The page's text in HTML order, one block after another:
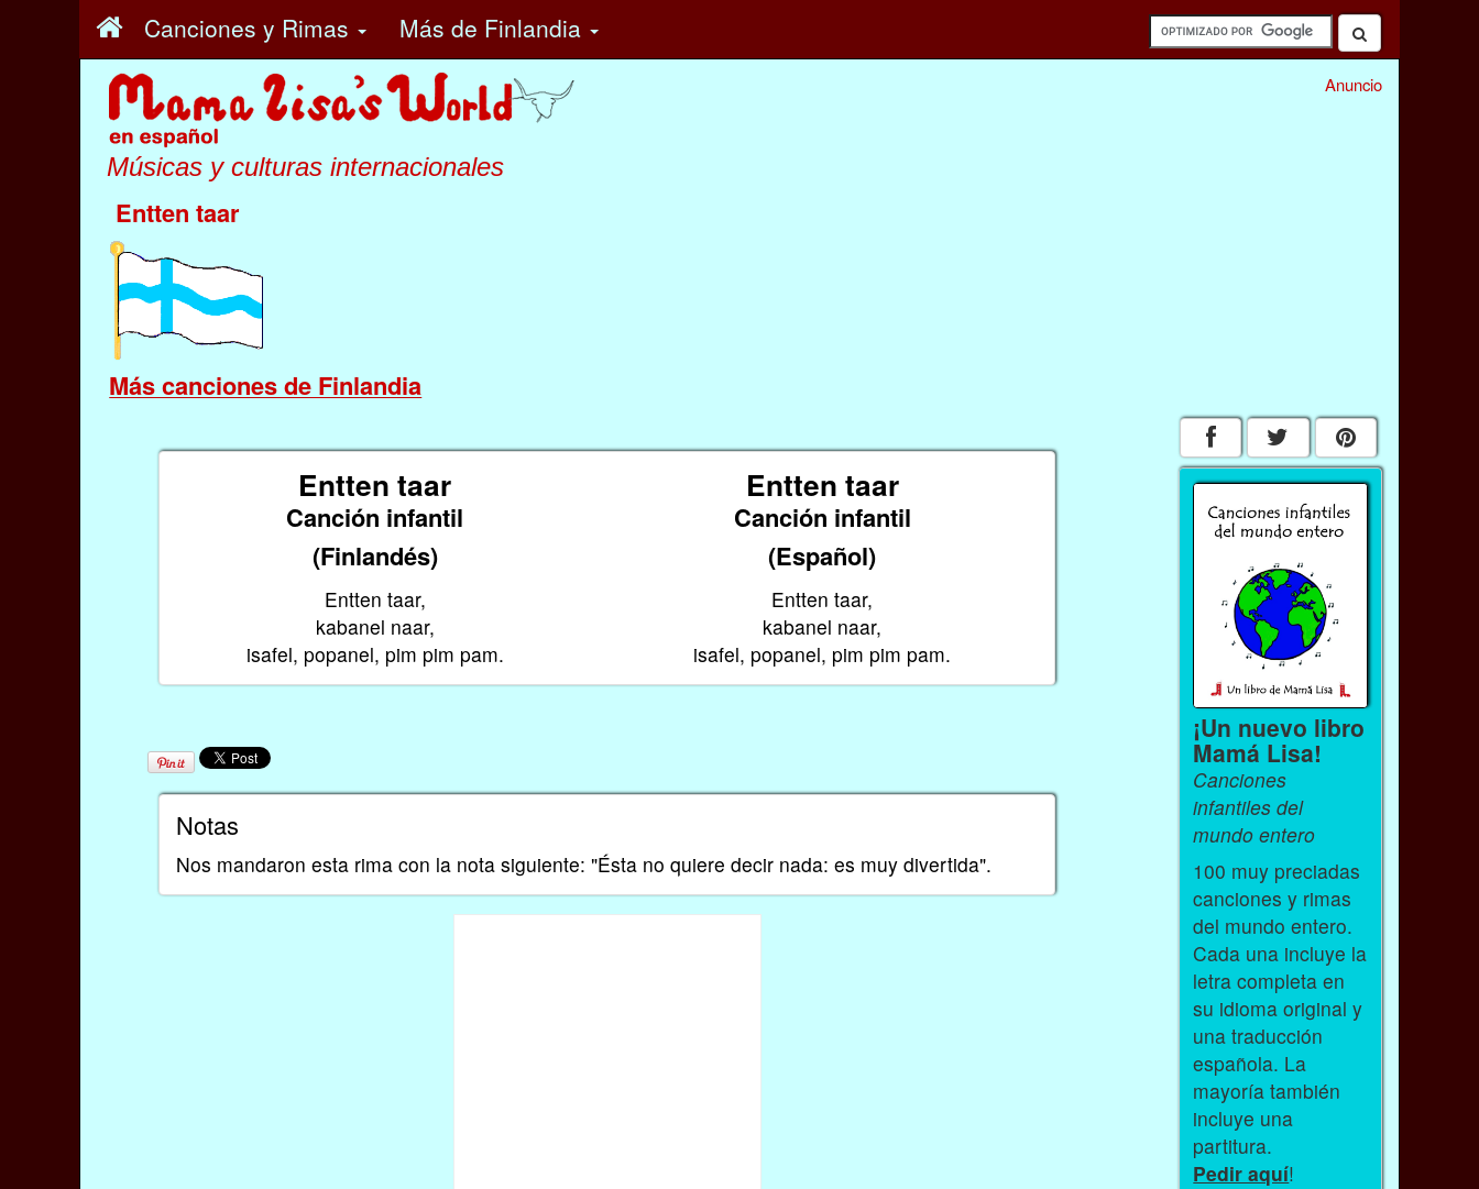
Canciones y Rimas Más de Finlandia
Músicas y culturas internacionales
Entten taar
Más canciones de Finlandia
Anuncio
Entten taar Entten taar
Canción infantil
Canción infantil
(Finlandés)
(Español)
Entten taar,
kabanel naar,
isafel, popanel, pim pim pam.
Entten taar,
kabanel naar,
isafel, popanel, pim pim pam.
Notas
Nos mandaron esta rima con la nota siguiente: "Ésta no quiere decir nada: es muy divertida".
¡Un nuevo libro
Mamá Lisa!
Canciones
infantiles del
mundo entero
100 muy preciadas
canciones y rimas
del mundo entero.
Cada una incluye la
letra completa en
su idioma original y
una traducción
española. La
mayoría también
incluye una
partitura.
Pedir aquí!